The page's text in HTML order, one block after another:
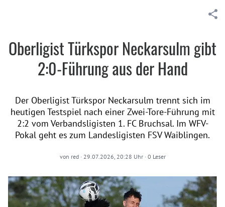
Oberligist Türkspor Neckarsulm gibt
2:0-Führung aus der Hand
Der Oberligist Türkspor Neckarsulm trennt sich im
heutigen Testspiel nach einer Zwei-Tore-Führung mit
2:2 vom Verbandsligisten 1. FC Bruchsal. Im WFV-
Pokal geht es zum Landesligisten FSV Waiblingen.
von red· 29.07.2026, 20:28 Uhr· 0 Leser